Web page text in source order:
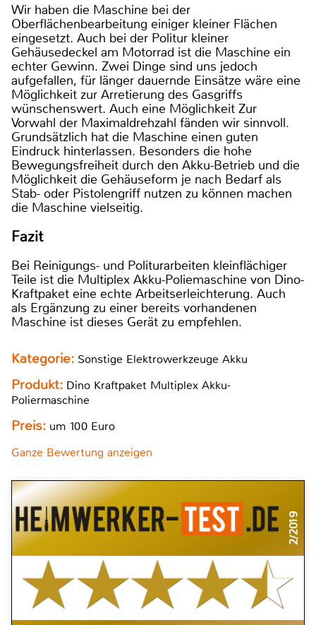
Wir haben die Maschine bei der
Oberflächenbearbeitung einiger kleiner Flächen
eingesetzt. Auch bei der Politur kleiner
Gehäusedeckel am Motorrad ist die Maschine ein
echter Gewinn. Zwei Dinge sind uns jedoch
aufgefallen, für länger dauernde Einsätze wäre eine
Möglichkeit zur Arretierung des Gasgriffs
wünschenswert. Auch eine Möglichkeit Zur
Vorwahl der Maximaldrehzahl fänden wir sinnvoll.
Grundsätzlich hat die Maschine einen guten
Eindruck hinterlassen. Besonders die hohe
Bewegungsfreiheit durch den Akku-Betrieb und die
Möglichkeit die Gehäuseform je nach Bedarf als
Stab- oder Pistolengriff nutzen zu können machen
die Maschine vielseitig.
Fazit
Bei Reinigungs- und Politurarbeiten kleinflächiger
Teile ist die Multiplex Akku-Poliemaschine von Dino-
Kraftpaket eine echte Arbeitserleichterung. Auch
als Ergänzung zu einer bereits vorhandenen
Maschine ist dieses Gerät zu empfehlen.
Kategorie: Sonstige Elektrowerkzeuge Akku
Produkt: Dino Kraftpaket Multiplex Akku-
Poliermaschine
Preis: um 100 Euro
Ganze Bewertung anzeigen
2/2019